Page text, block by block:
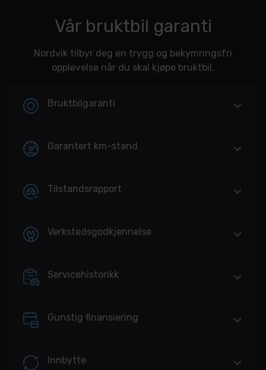
Vår bruktbil garanti
Nordvik tilbyr deg en trygg og bekymringsfri
opplevelse når du skal kjøpe bruktbil.
Bruktbilgaranti
Garantert km-stand
Tilstandsrapport
Verkstedsgodkjennelse
Servicehistorikk
Gunstig finansiering
Innbytte